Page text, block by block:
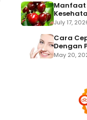
Manfaat
July 17,
Cara
Dengan
May 20,